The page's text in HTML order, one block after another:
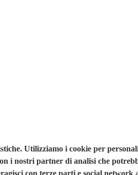
Utilizziamo i cookie per
i nostri partner di analisi che
con terze parti e social network